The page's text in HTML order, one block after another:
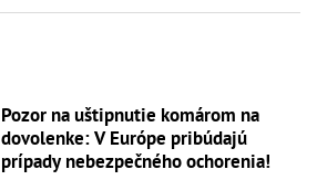
Pozor na uštipnutie komárom na
dovolenke: V Európe pribúdajú
prípady nebezpečného ochorenia!